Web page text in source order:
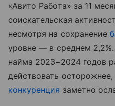
«Авито Работа» за 11
соискательская
несмотря на сохранение
уровне — в среднем
найма 2023−2024 годов
действовать осторожнее,
конкуренция заметно